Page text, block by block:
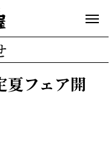
夏フェア開